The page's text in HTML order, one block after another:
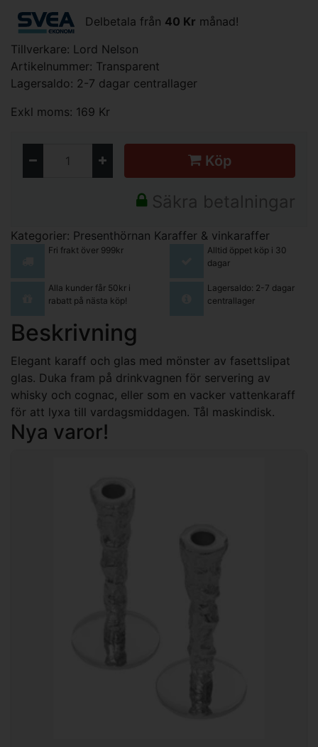
Delbetala från 40 Kr månad!
Tillverkare: Lord Nelson
Artikelnummer: Transparent
Lagersaldo: 2-7 dagar centrallager
Exkl moms: 169 Kr
Köp
Säkra betalningar
Kategorier: Presenthörnan Karaffer & vinkaraffer
Fri frakt över 999kr
Alltid öppet köp i 30
dagar
Alla kunder får 50kr i
rabatt på nästa köp!
Lagersaldo: 2-7 dagar
centrallager
Beskrivning
Elegant karaff och glas med mönster av fasettslipat
glas. Duka fram på drinkvagnen för servering av
whisky och cognac, eller som en vacker vattenkaraff
för att lyxa till vardagsmiddagen. Tål maskindisk.
Nya varor!